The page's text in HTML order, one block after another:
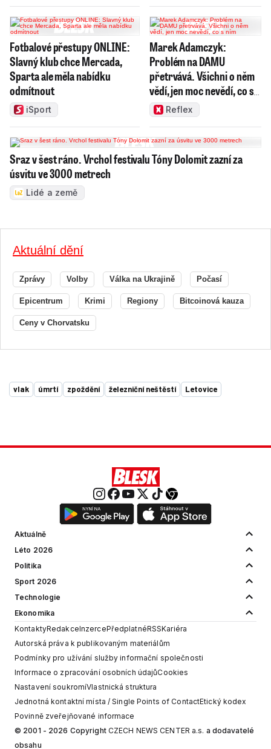
Fotbalové přestupy ONLINE:
Slavný klub chce Mercada,
Sparta ale měla nabídku
odmítnout
iSport
Marek Adamczyk:
Problém na DAMU
přetrvává. Všichni o něm
vědí, jen moc nevědí, co s
nímReflex
Sraz v šest ráno. Vrchol festivalu Tóny Dolomit zazní za
úsvitu ve 3000 metrech
Lidé a země
Aktuální dění
Zprávy Volby Válka na Ukrajině Počasí
Epicentrum Krimi Regiony Bitcoinová kauza
Ceny v Chorvatsku
vlak úmrtí zpoždění železniční neštěstí Letovice
Aktuálně
Léto 2026
Politika
Sport 2026
Technologie
Ekonomika
KontaktyRedakceInzercePředplatnéRSSKariéra
Autorská práva k publikovaným materiálům
Podmínky pro užívání služby informační společnosti
Informace o zpracování osobních údajůCookies
Nastavení soukromíVlastnická struktura
Jednotná kontaktní místa / Single Points of ContactEtický kodex
Povinně zveřejňované informace
© 2001 - 2026 Copyright CZECH NEWS CENTER a.s. a dodavatelé
obsahu